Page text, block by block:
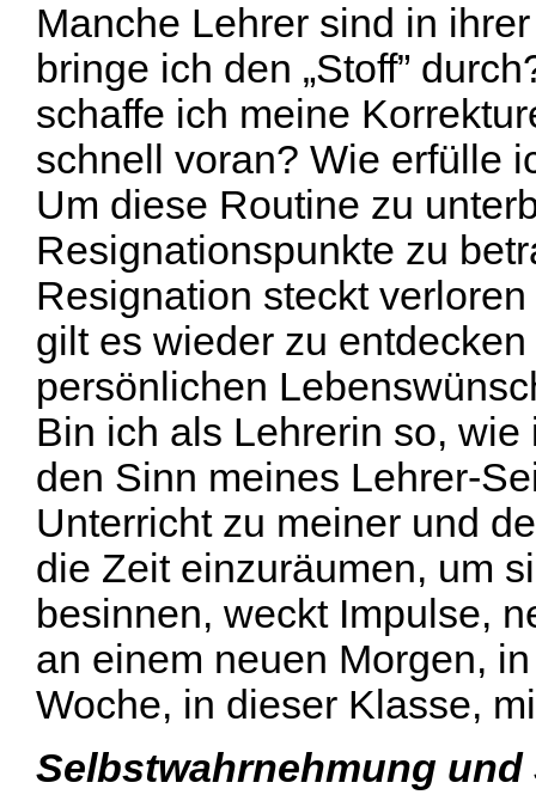
Manche Lehrer sind in
bringe ich den „Stoff”
schaffe ich meine
schnell voran? Wie erfülle
Um diese Routine zu
Resignationspunkte zu
Resignation steckt
gilt es wieder zu
persönlichen
Bin ich als Lehrerin so,
den Sinn meines Lehrer-
Unterricht zu meiner und
die Zeit einzuräumen, um
besinnen, weckt Impulse,
an einem neuen Morgen,
Woche, in dieser Klasse,
Selbstwahrnehmung